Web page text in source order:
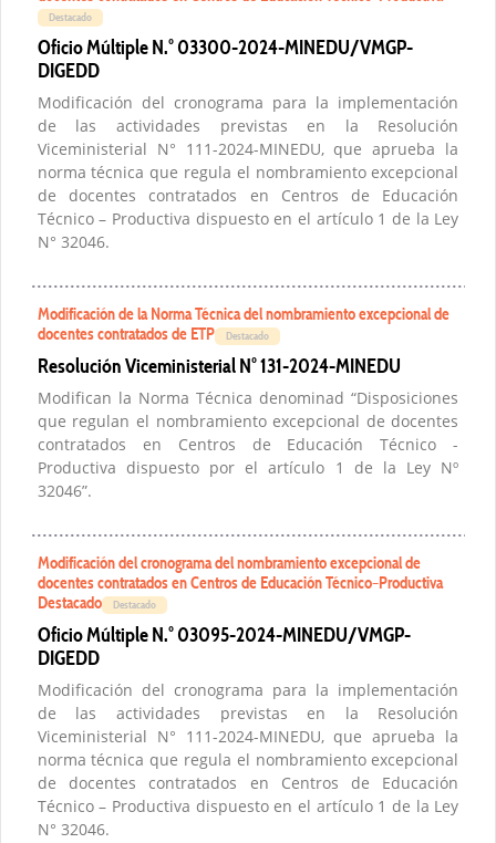
Destacado
Oficio Múltiple N.° 03300-2024-MINEDU/VMGP-
DIGEDD
Modificación del cronograma para la implementación
de las actividades previstas en la Resolución
Viceministerial N° 111-2024-MINEDU, que aprueba la
norma técnica que regula el nombramiento excepcional
de docentes contratados en Centros de Educación
Técnico – Productiva dispuesto en el artículo 1 de la Ley
N° 32046.
Modificación de la Norma Técnica del nombramiento excepcional de
docentes contratados de ETP
Destacado
Resolución Viceministerial N° 131-2024-MINEDU
Modifican la Norma Técnica denominad “Disposiciones
que regulan el nombramiento excepcional de docentes
contratados en Centros de Educación Técnico -
Productiva dispuesto por el artículo 1 de la Ley Nº
32046”.
Modificación del cronograma del nombramiento excepcional de
docentes contratados en Centros de Educación Técnico–Productiva
Destacado
Destacado
Oficio Múltiple N.° 03095-2024-MINEDU/VMGP-
DIGEDD
Modificación del cronograma para la implementación
de las actividades previstas en la Resolución
Viceministerial N° 111-2024-MINEDU, que aprueba la
norma técnica que regula el nombramiento excepcional
de docentes contratados en Centros de Educación
Técnico – Productiva dispuesto en el artículo 1 de la Ley
N° 32046.